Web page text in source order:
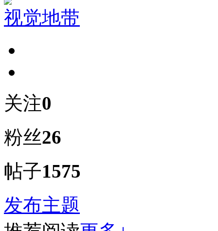
视觉地带
关注0
粉丝26
帖子1575
发布主题